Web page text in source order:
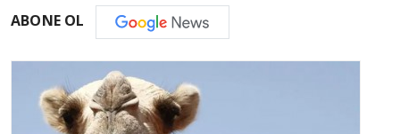
ABONE OL